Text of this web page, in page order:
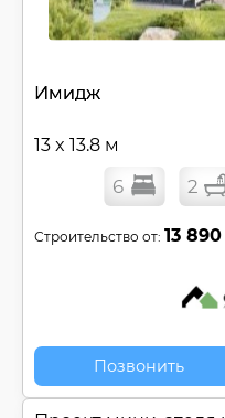
Имидж
13 x 13.8 м
6 2
Строительство от: 13
Позвонить